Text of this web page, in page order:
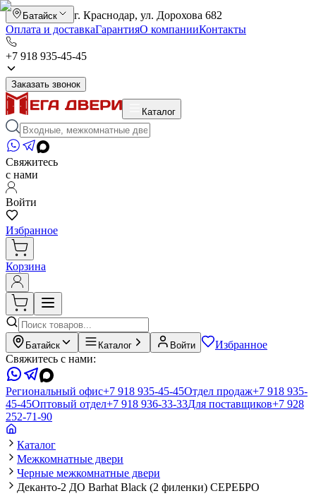
Батайск
г. Краснодар, ул. Дорохова 682
Оплата и доставкаГарантияО компанииКонтакты
+7 918 935-45-45
Заказать звонок
Каталог
Свяжитесь
с нами
Войти
Избранное
Корзина
Батайск Каталог Войти
Избранное
Свяжитесь с нами:
Региональный офис+7 918 935-45-45Отдел продаж+7 918 935-
45-45Оптовый отдел+7 918 936-33-33Для поставщиков+7 928
252-71-90
Каталог
Межкомнатные двери
Черные межкомнатные двери
Деканто-2 ДО Barhat Black (2 филенки) СЕРЕБРО